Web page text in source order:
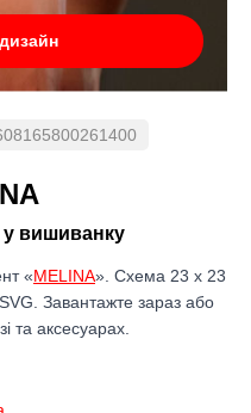
у вишиванку
«МЕLINA». Схема 23 x 23
Завантажте зараз або
та аксесуарах.